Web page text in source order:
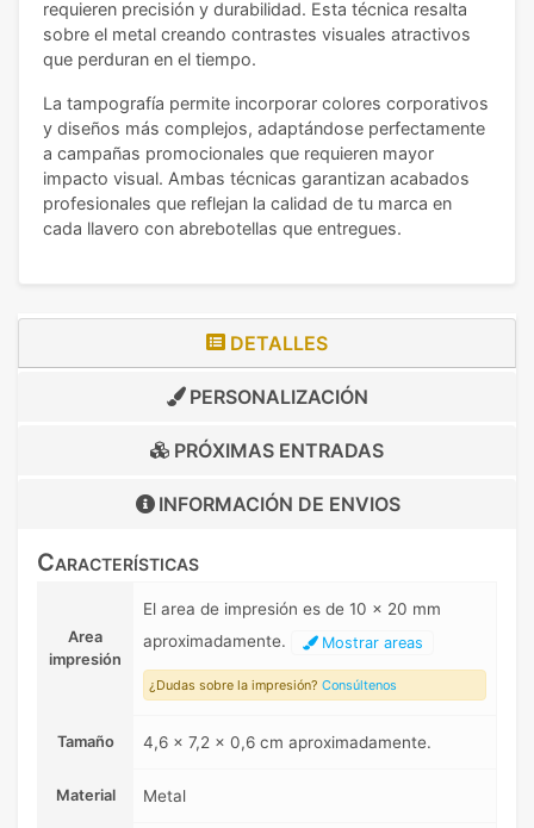
requieren precisión y durabilidad. Esta técnica resalta
sobre el metal creando contrastes visuales atractivos
que perduran en el tiempo.
La tampografía permite incorporar colores corporativos
y diseños más complejos, adaptándose perfectamente
a campañas promocionales que requieren mayor
impacto visual. Ambas técnicas garantizan acabados
profesionales que reflejan la calidad de tu marca en
cada llavero con abrebotellas que entregues.
DETALLES
PERSONALIZACIÓN
PRÓXIMAS ENTRADAS
INFORMACIÓN DE ENVIOS
Características
Area
impresión
El area de impresión es de 10 x 20 mm
aproximadamente.
Mostrar areas
¿Dudas sobre la impresión? Consúltenos
Tamaño 4,6 x 7,2 x 0,6 cm aproximadamente.
Material Metal